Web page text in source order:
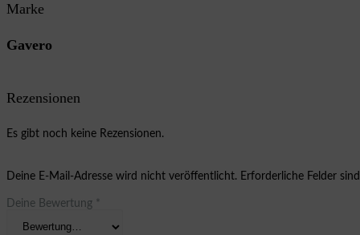
Marke
Gavero
Rezensionen
Es gibt noch keine Rezensionen.
Deine E-Mail-Adresse wird nicht veröffentlicht. Erforderliche Felder
Deine Bewertung *